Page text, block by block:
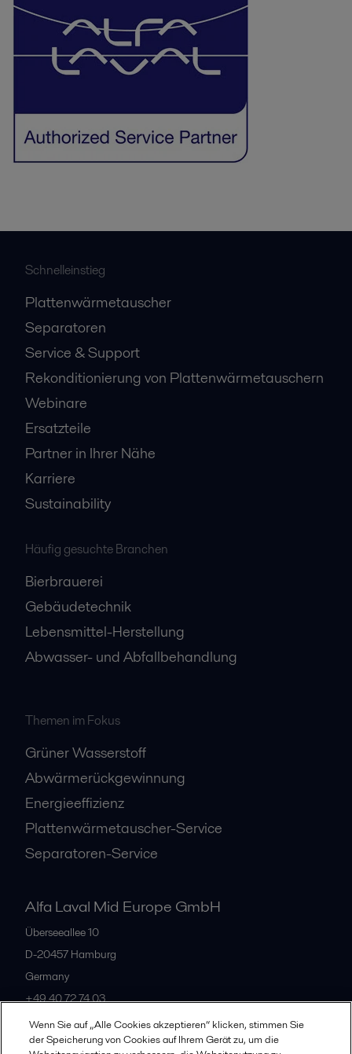
Schnelleinstieg
Plattenwärmetauscher
Separatoren
Service & Support
Rekonditionierung von Plattenwärmetauschern
Webinare
Ersatzteile
Partner in Ihrer Nähe
Karriere
Sustainability
Häufig gesuchte Branchen
Bierbrauerei
Gebäudetechnik
Lebensmittel-Herstellung
Abwasser- und Abfallbehandlung
Themen im Fokus
Grüner Wasserstoff
Abwärmerückgewinnung
Energieeffizienz
Plattenwärmetauscher-Service
Separatoren-Service
Alfa Laval Mid Europe GmbH
Überseeallee 10
D-20457 Hamburg
Germany
+49 40 72 74 03
Alle Büros
Wenn Sie auf „Alle Cookies akzeptieren“ klicken, stimmen Sie
der Speicherung von Cookies auf Ihrem Gerät zu, um die